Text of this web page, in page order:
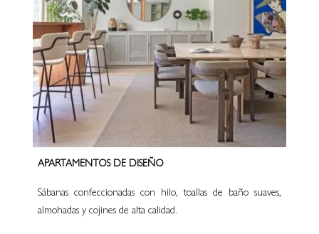
APARTAMENTOS DE DISEÑO
Sábanas confeccionadas con hilo, toallas de baño suaves,
almohadas y cojines de alta calidad.